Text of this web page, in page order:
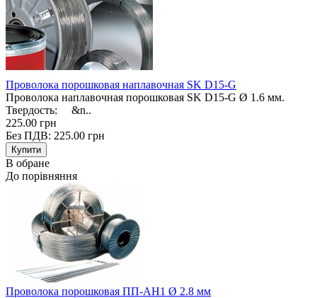
Проволока порошковая наплавочная SK D15-G
Проволока наплавочная порошковая SK D15-G Ø 1.6 мм.
Твердость: &n..
225.00 грн
Без ПДВ: 225.00 грн
В обране
До порівняння
Проволока порошковая ПП-АН1 Ø 2.8 мм